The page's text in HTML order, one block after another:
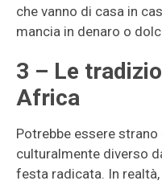
che vanno di casa in
mancia in denaro o
3 – Le
Africa
Potrebbe essere
culturalmente diverso
festa radicata. In